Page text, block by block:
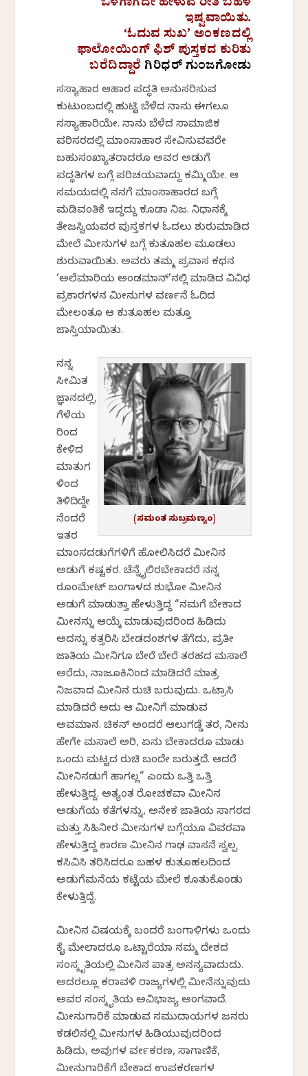
ಒಳಗಾಗದೇ ಹೇಳುವ ರೀತಿ ಬಹಳ
ಇಷ್ಟವಾಯಿತು.
‘ಓದುವ ಸುಖ’ ಅಂಕಣದಲ್ಲಿ
ಫಾಲೋಯಿಂಗ್‌ ಫಿಶ್‌ ಪುಸ್ತಕದ ಕುರಿತು
ಬರೆದಿದ್ದಾರೆ ಗಿರಿಧರ್‌ ಗುಂಜಗೋಡು
ಸಸ್ಯಾಹಾರ ಆಹಾರ ಪದ್ಧತಿ ಅನುಸರಿಸುವ
ಕುಟುಂಬದಲ್ಲಿ ಹುಟ್ಟಿ ಬೆಳೆದ ನಾನು ಈಗಲೂ
ಸಸ್ಯಾಹಾರಿಯೇ. ನಾನು ಬೆಳೆದ ಸಾಮಾಜಿಕ
ಪರಿಸರದಲ್ಲಿ ಮಾಂಸಾಹಾರ‌ ಸೇವಿಸುವವರೇ
ಬಹುಸಂಖ್ಯಾತರಾದರೂ ಅವರ ಅಡುಗೆ
ಪದ್ಧತಿಗಳ ಬಗ್ಗೆ ಪರಿಚಯವಾಗಿದ್ದು ಕಮ್ಮಿಯೇ. ಆ
ಸಮಯದಲ್ಲಿ ನನಗೆ ಮಾಂಸಾಹಾರದ ಬಗ್ಗೆ
ಮಡಿವಂತಿಕೆ ಇದ್ದದ್ದು ಕೂಡಾ ನಿಜ. ನಿಧಾನಕ್ಕೆ
ತೇಜಸ್ವಿಯವರ ಪುಸ್ತಕಗಳ ಓದಲು ಶುರುಮಾಡಿದ
ಮೇಲೆ ಮೀನುಗಳ ಬಗ್ಗೆ ಕುತೂಹಲ ಮೂಡಲು
ಶುರುವಾಯಿತು. ಅವರು ತಮ್ಮ ಪ್ರವಾಸ ಕಥನ
‘ಅಲೆಮಾರಿಯ ಅಂಡಮಾನ್’ನಲ್ಲಿ ಮಾಡಿದ ವಿವಿಧ
ಪ್ರಕಾರಗಳನ ಮೀನುಗಳ ವರ್ಣನೆ ಓದಿದ
ಮೇಲಂತೂ ಆ ಕುತೂಹಲ ಮತ್ತೂ
ಜಾಸ್ತಿಯಾಯಿತು.
(ಸಮಂತ ಸುಬ್ರಮಣ್ಯಂ)
ನನ್ನ
ಸೀಮಿತ
ಜ್ಞಾನದಲ್ಲಿ,
ಗೆಳೆಯ
ರಿಂದ
ಕೇಳಿದ
ಮಾತುಗ
ಳಿಂದ
ತಿಳಿದಿದ್ದೇ
ನೆಂದರೆ
ಇತರ
ಮಾಂಸದಡುಗೆಗಳಿಗೆ ಹೋಲಿಸಿದರೆ ಮೀನಿನ
ಅಡುಗೆ ಕಷ್ಟಕರ. ಚೆನ್ನೈಲಿರಬೇಕಾದರೆ ನನ್ನ
ರೂಂಮೇಟ್ ಬಂಗಾಳದ ಶುಭೋ ಮೀನಿನ
ಅಡುಗೆ ಮಾಡುತ್ತಾ ಹೇಳುತ್ತಿದ್ದ “ನಮಗೆ ಬೇಕಾದ
ಮೀನನ್ನು ಆಯ್ಕೆ ಮಾಡುವುದರಿಂದ ಹಿಡಿದು
ಅದನ್ನು ಕತ್ತರಿಸಿ ಬೇಡದಂಶಗಳ ತೆಗೆದು, ಪ್ರತೀ
ಜಾತಿಯ ಮೀನಿಗೂ ಬೇರೆ ಬೇರೆ ತರಹದ ಮಸಾಲೆ
ಅರೆದು, ನಾಜೂಕಿನಿಂದ ಮಾಡಿದರೆ ಮಾತ್ರ
ನಿಜವಾದ ಮೀನಿನ ರುಚಿ ಬರುವುದು. ಒಟ್ರಾಸಿ
ಮಾಡಿದರೆ ಅದು ಆ ಮೀನಿಗೆ ಮಾಡುವ
ಅವಮಾನ. ಚಿಕನ್ ಅಂದರೆ ಆಲುಗಡ್ಡೆ ತರ, ನೀನು
ಹೇಗೇ ಮಸಾಲೆ ಅರಿ, ಏನು ಬೇಕಾದರೂ ಮಾಡು
ಒಂದು ಮಟ್ಟದ ರುಚಿ ಬಂದೇ ಬರುತ್ತದೆ. ಆದರೆ
ಮೀನಿನಡುಗೆ ಹಾಗಲ್ಲ” ಎಂದು ಒತ್ತಿ ಒತ್ತಿ
ಹೇಳುತ್ತಿದ್ದ. ಅತ್ಯಂತ ರೋಚಕವಾಗಿ ಮೀನಿನ
ಅಡುಗೆಯ ಕತೆಗಳನ್ನು, ಅನೇಕ ಜಾತಿಯ ಸಾಗರದ
ಮತ್ತು ಸಿಹಿನೀರ ಮೀನುಗಳ ಬಗ್ಗೆಯೂ ವಿವರವಾಗಿ
ಹೇಳುತ್ತಿದ್ದ‌ ಕಾರಣ ಮೀನಿನ ಗಾಢ ವಾಸನೆ ಸ್ವಲ್ಪ
ಕಸಿವಿಸಿ ತರಿಸಿದರೂ ಬಹಳ ಕುತೂಹಲದಿಂದ
ಅಡುಗೆಮನೆಯ ಕಟ್ಟೆಯ ಮೇಲೆ ಕೂತುಕೊಂಡು
ಕೇಳುತ್ತಿದ್ದೆ.
ಮೀನಿನ ವಿಷಯಕ್ಕೆ ಬಂದರೆ ಬಂಗಾಳಿಗಳು ಒಂದು
ಕೈ ಮೇಲಾದರೂ ಒಟ್ಟಾರೆಯಾಗಿ ನಮ್ಮ ದೇಶದ
ಸಂಸ್ಕೃತಿಯಲ್ಲಿ ಮೀನಿನ ಪಾತ್ರ ಅನನ್ಯವಾದುದು.
ಅದರಲ್ಲೂ ಕರಾವಳಿ ರಾಜ್ಯಗಳಲ್ಲಿ ಮೀನೆನ್ನುವುದು
ಅವರ ಸಂಸ್ಕೃತಿಯ ಅವಿಭಾಜ್ಯ ಅಂಗವಾಗಿದೆ.
ಮೀನುಗಾರಿಕೆ ಮಾಡುವ ಸಮುದಾಯಗಳ ಜನರು
ಕಡಲಿನಲ್ಲಿ ಮೀನುಗಳ ಹಿಡಿಯುವುದರಿಂದ
ಹಿಡಿದು, ಅವುಗಳ ವರ್ಗೀಕರಣ, ಸಾಗಾಣಿಕೆ,
ಮೀನುಗಾರಿಕೆಗೆ ಬೇಕಾದ ಉಪಕರಣಗಳ